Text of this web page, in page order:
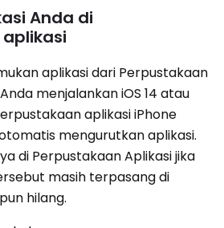
Anda di
aplikasi dari Perpustakaan
menjalankan iOS 14 atau
aplikasi iPhone
mengurutkan aplikasi.
di Perpustakaan Aplikasi jika
masih terpasang di
hilang.